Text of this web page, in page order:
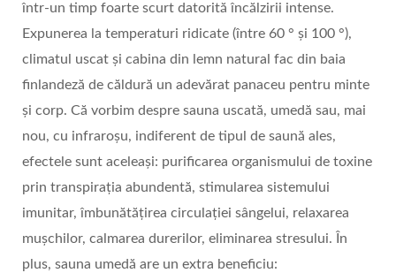
într-un timp foarte scurt datorită încălzirii intense.
Expunerea la temperaturi ridicate (între 60 ° și 100 °),
climatul uscat și cabina din lemn natural fac din baia
finlandeză de căldură un adevărat panaceu pentru minte
și corp. Că vorbim despre sauna uscată, umedă sau, mai
nou, cu infraroșu, indiferent de tipul de saună ales,
efectele sunt aceleași: purificarea organismului de toxine
prin transpirația abundentă, stimularea sistemului
imunitar, îmbunătățirea circulației sângelui, relaxarea
mușchilor, calmarea durerilor, eliminarea stresului. În
plus, sauna umedă are un extra beneficiu: